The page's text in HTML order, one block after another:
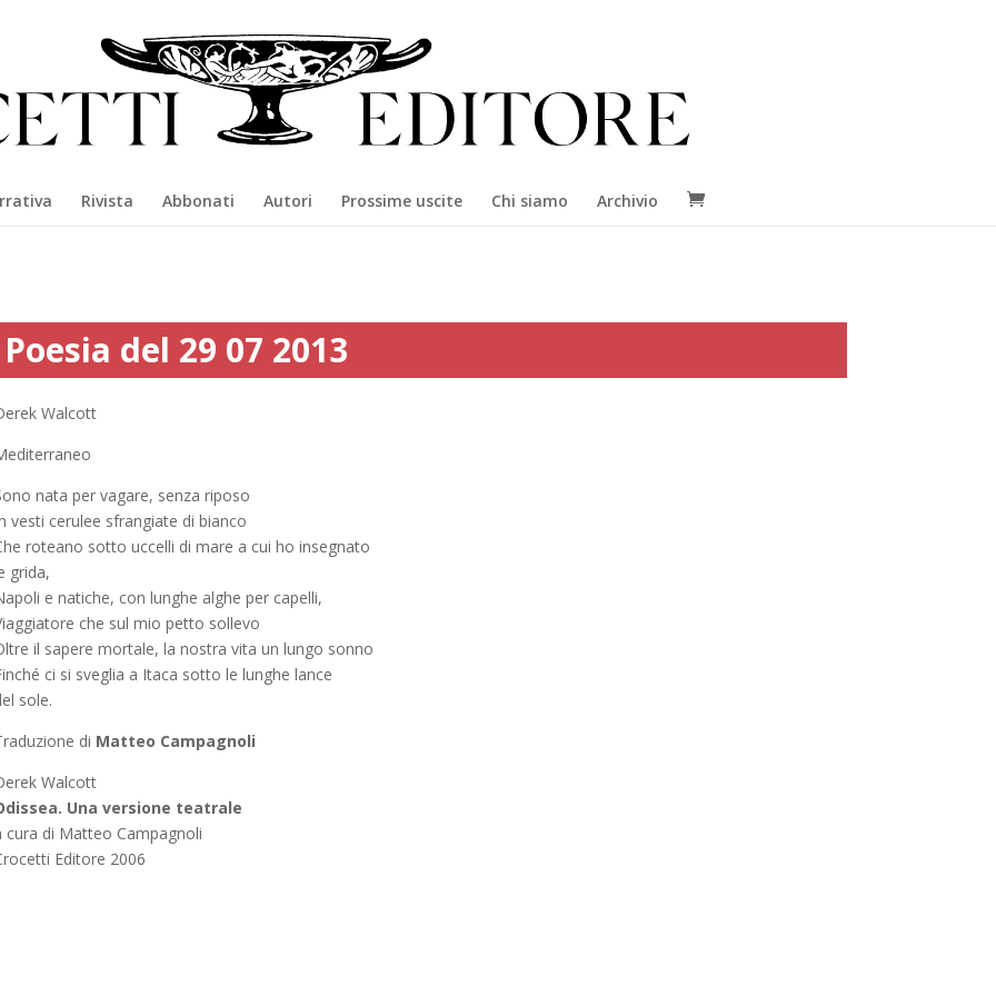
Rivista Abbonati Autori Prossime uscite Chi siamo Archivio
Poesia del 29 07 2013
Walcott
nata per vagare, senza riposo
vesti cerulee sfrangiate di bianco
roteano sotto uccelli di mare a cui ho insegnato
grida,
e natiche, con lunghe alghe per capelli,
che sul mio petto sollevo
il sapere mortale, la nostra vita un lungo sonno
ci si sveglia a Itaca sotto le lunghe lance
sole.
di Matteo Campagnoli
Walcott
Una versione teatrale
cura di Matteo Campagnoli
Editore 2006